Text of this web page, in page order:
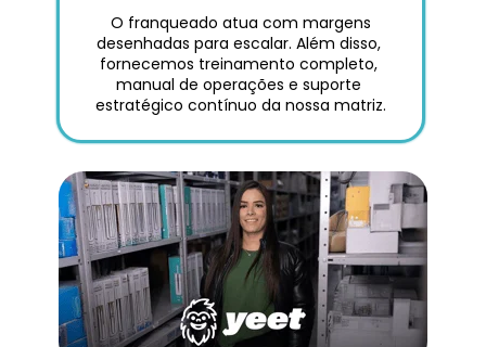
desenhadas para escalar. Além disso,
fornecemos treinamento completo,
manual de operações e suporte
estratégico contínuo da nossa matriz.